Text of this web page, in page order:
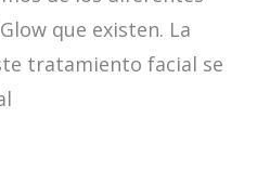
que existen. La
tratamiento facial se